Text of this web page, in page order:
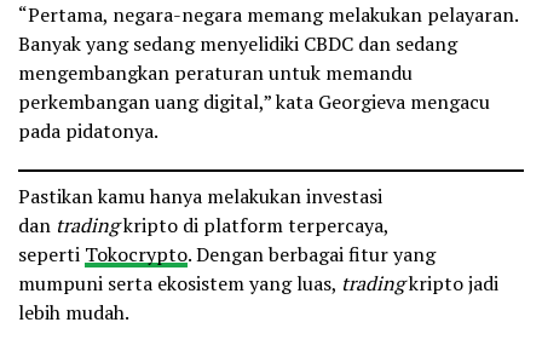
“Pertama, negara-negara memang melakukan pelayaran.
Banyak yang sedang menyelidiki CBDC dan sedang
mengembangkan peraturan untuk memandu
perkembangan uang digital,” kata Georgieva mengacu
pada pidatonya.
Pastikan kamu hanya melakukan investasi
dan tradingkripto di platform terpercaya,
seperti Tokocrypto. Dengan berbagai fitur yang
mumpuni serta ekosistem yang luas, tradingkripto jadi
lebih mudah.